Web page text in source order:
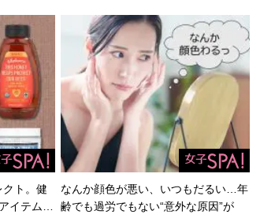
ト。健
イテム…
なんか顔色が悪い、いつもだるい…年
齢でも過労でもない“意外な原因”が